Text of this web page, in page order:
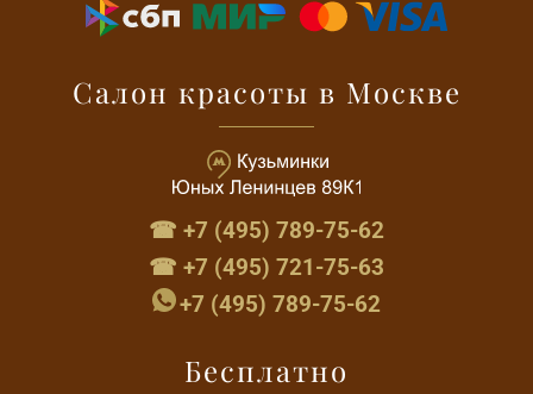
Салон красоты в Москве
☎ +7 (495) 789-75-62
☎ +7 (495) 721-75-63
+7 (495) 789-75-62
Бесплатно